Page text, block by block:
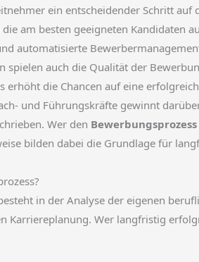
ein entscheidender Schritt
am besten geeigneten Kandidaten
automatisierte
spielen auch die Qualität der
erhöht die Chancen auf eine
und Führungskräfte gewinnt
Wer den Bewerbungsprozess
bilden dabei die Grundlage für
in der Analyse der eigenen
Karriereplanung. Wer langfristig